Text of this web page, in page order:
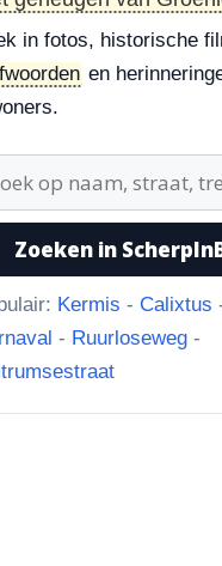
3-8-2026
Bisschop Philip
“Beste redactie, dit
deel van de
Hoek Matthijs van
Bisschop Philip
in fotos, historische
en
Zoeken in
Kermis - Calixtus
- Ruurloseweg -